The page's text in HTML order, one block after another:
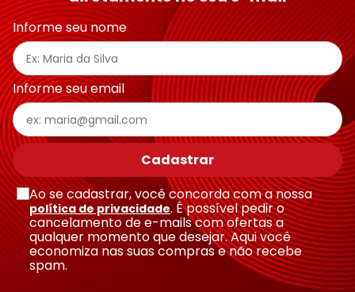
Endereço de email
Escreva uma avaliação
Enviar avaliação
Informe seu nome
Informe seu email
Cadastrar
Ao se cadastrar, você concorda com a nossa
política de privacidade. É possível pedir o
cancelamento de e-mails com ofertas a
qualquer momento que desejar. Aqui você
economiza nas suas compras e não recebe
spam.